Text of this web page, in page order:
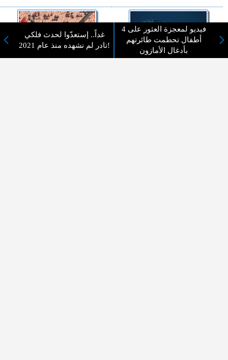
فيديو لمعجزة العثور على 4
أطفال تحطمت طائرتهم
بأدغال الأمازون
غداً.. إستعدّوا لحدث فلكي
نادر لم نشهده منذ عام 2021!